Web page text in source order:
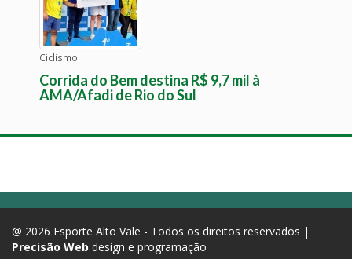
Ciclismo
Corrida do Bem destina R$ 9,7 mil à
AMA/Afadi de Rio do Sul
@ 2026 Esporte Alto Vale - Todos os direitos reservados |
Precisão Web design e programação